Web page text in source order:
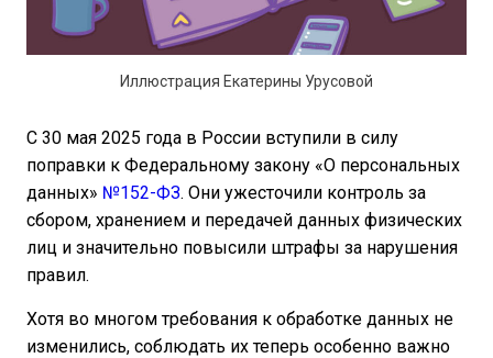
Иллюстрация Екатерины Урусовой
С 30 мая 2025 года в России вступили в силу
поправки к Федеральному закону «О персональных
данных» №152-ФЗ. Они ужесточили контроль за
сбором, хранением и передачей данных физических
лиц и значительно повысили штрафы за нарушения
правил.
Хотя во многом требования к обработке данных не
изменились, соблюдать их теперь особенно важно